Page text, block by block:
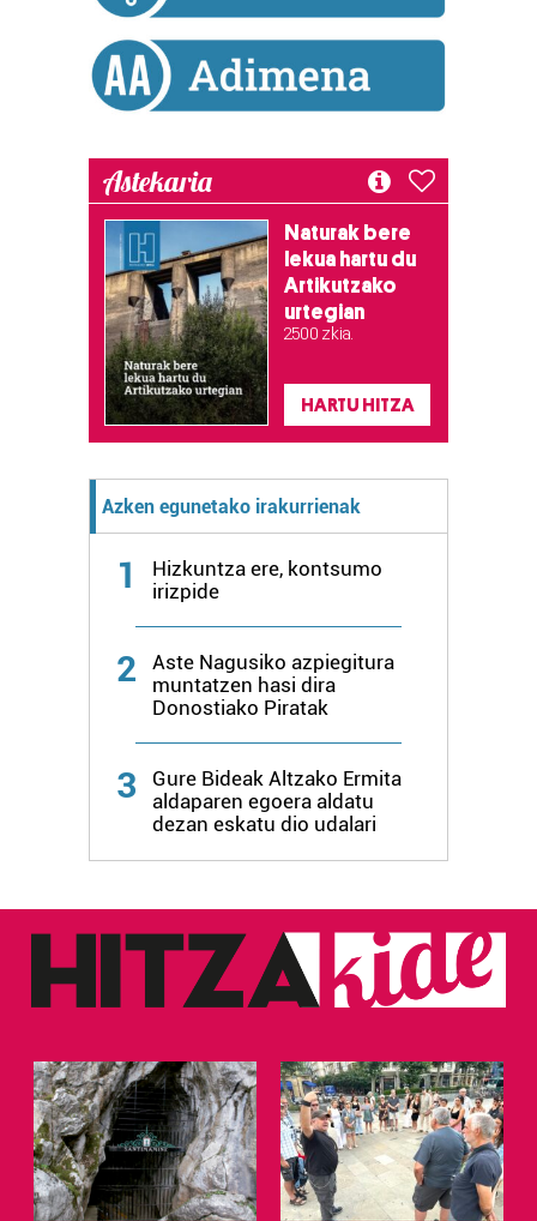
Webgune honek cookie propioak eta hirugarrenen cookie-
fitxategiak erabiltzen ditu. Zure esperientzia eta
zerbitzuak hobetzeko asmoz, cookie teknologiaz
baliatzen gara. Ohar hau onartuz gero, teknologia hori
irakurri Astekaria
Naturak bere
lekua hartu du
Artikutzako
urtegian
2.500 zkia.
HARTU HITZA
Azken egunetako irakurrienak
1
Hizkuntza ere, kontsumo
irizpide
2
Aste Nagusiko azpiegitura
muntatzen hasi dira
Donostiako Piratak
3
Gure Bideak Altzako Ermita
aldaparen egoera aldatu
dezan eskatu dio udalari